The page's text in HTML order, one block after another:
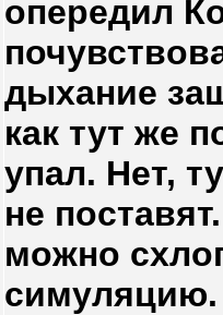
опередил
дыхание
как тут же
упал. Нет,
не
можно
симуляцию.